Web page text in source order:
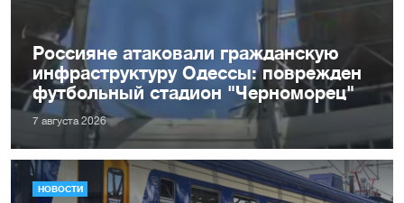
Россияне атаковали гражданскую
инфраструктуру Одессы: поврежден
футбольный стадион "Черноморец"
7 августа 2026
НОВОСТИ